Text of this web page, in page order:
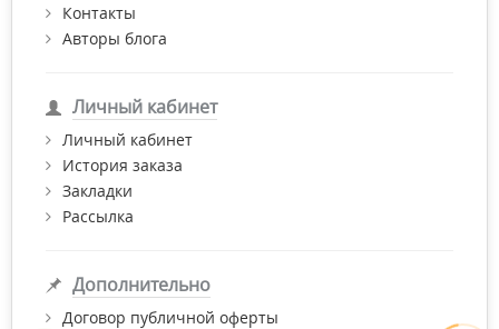
Контакты
Авторы блога
Личный кабинет
Личный кабинет
История заказа
Закладки
Рассылка
Дополнительно
Договор публичной оферты